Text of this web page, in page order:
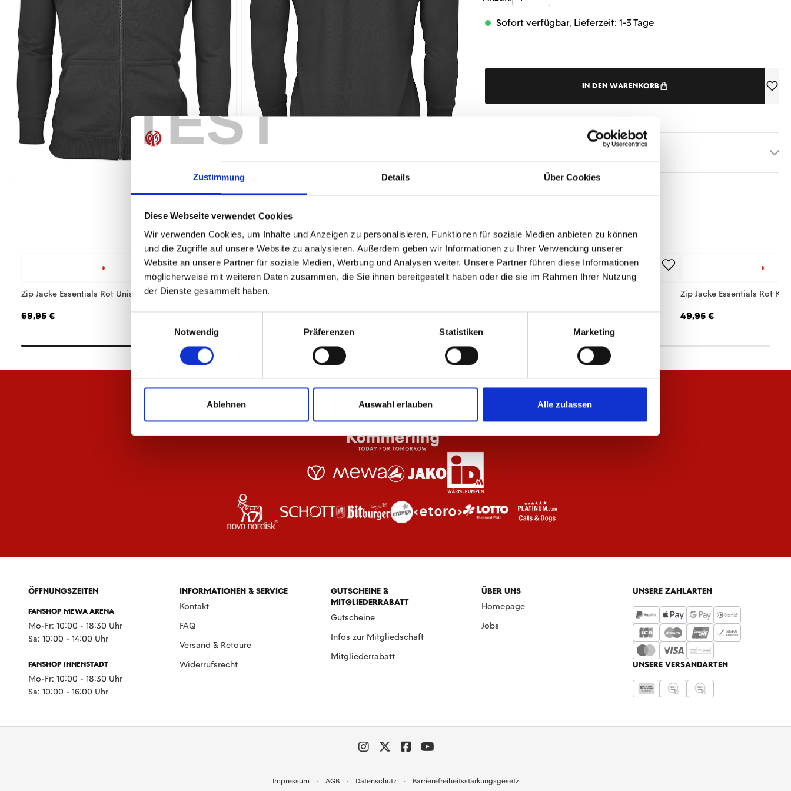
TEST
Zustimmung Details Über Cookies
Diese Webseite verwendet Cookies
Wir verwenden Cookies, um Inhalte und Anzeigen zu personalisieren, Funktionen für soziale Medien anbieten zu können
und die Zugriffe auf unsere Website zu analysieren. Außerdem geben wir Informationen zu Ihrer Verwendung unserer
Website an unsere Partner für soziale Medien, Werbung und Analysen weiter. Unsere Partner führen diese Informationen
möglicherweise mit weiteren Daten zusammen, die Sie ihnen bereitgestellt haben oder die sie im Rahmen Ihrer Nutzung
der Dienste gesammelt haben.
Notwendig
Präferenzen Statistiken Marketing
Ablehnen Auswahl erlauben Alle zulassen
Sofort verfügbar, Lieferzeit: 1-3 Tage
IN DEN WARENKORB
Zip Jacke Essentials Rot Unisex
69,95 €
Zip Jacke Essentials Anthrazit Unisex
69,95 € 64,95 € 29,95 €
Zip Jacke Essentials Rot
49,95 €
ÖFFNUNGSZEITEN
FANSHOP MEWA ARENA
Mo-Fr: 10:00 - 18:30 Uhr
Sa: 10:00 - 14:00 Uhr
FANSHOP INNENSTADT
Mo-Fr: 10:00 - 18:30 Uhr
Sa: 10:00 - 16:00 Uhr
INFORMATIONEN & SERVICE
Kontakt
FAQ
Versand & Retoure
Widerrufsrecht
GUTSCHEINE &
MITGLIEDERRABATT
Gutscheine
Infos zur Mitgliedschaft
Mitgliederrabatt
ÜBER UNS
Homepage
Jobs
UNSERE ZAHLARTEN
UNSERE VERSANDARTEN
Impressum AGB Datenschutz Barrierefreiheitsstärkungsgesetz